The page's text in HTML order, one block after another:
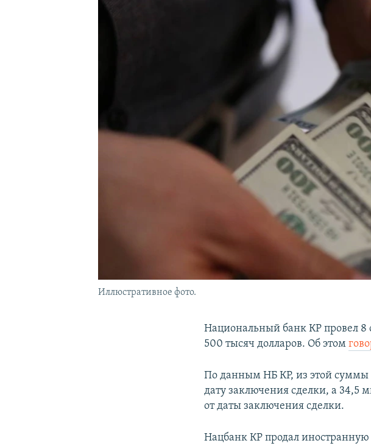
Иллюстративное фото.
Национальный банк КР провел
500 тысяч долларов. Об этом
По данным НБ КР, из этой суммы
дату заключения сделки, а 34,5
от даты заключения сделки.
Нацбанк КР продал иностранную